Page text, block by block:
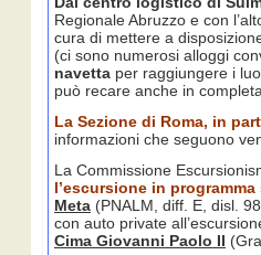
Regionale Abruzzo e con
cura di mettere a
(ci sono numerosi alloggi
navetta per raggiungere i
può recare anche in
La Sezione di Roma, in
informazioni che seguono
La Commissione
l’escursione in
Meta (PNALM, diff. E, disl.
con auto private
Cima Giovanni Paolo II